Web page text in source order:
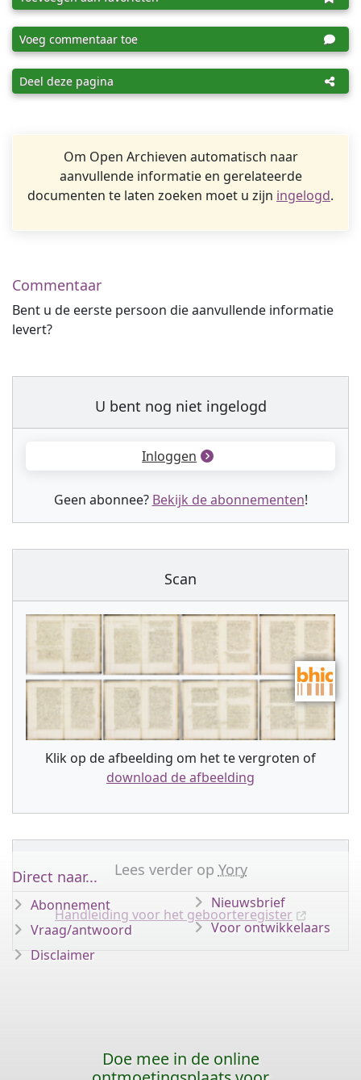
Voeg commentaar toe
Deel deze pagina
Om Open Archieven automatisch naar
aanvullende informatie en gerelateerde
documenten te laten zoeken moet u zijn ingelogd.
Commentaar
Bent u de eerste persoon die aanvullende informatie
levert?
U bent nog niet ingelogd
Inloggen
Geen abonnee? Bekijk de abonnementen!
Scan
Klik op de afbeelding om het te vergroten of
download de afbeelding
Lees verder op Yory
Handleiding voor het geboorteregister
Direct naar...
Abonnement
Vraag/antwoord
Disclaimer
Nieuwsbrief
Voor ontwikkelaars
Doe mee in de online